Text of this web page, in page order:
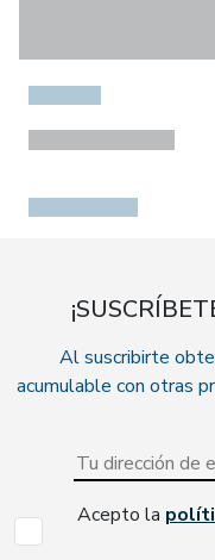
Al suscribirte
acumulable con otras
Acepto la